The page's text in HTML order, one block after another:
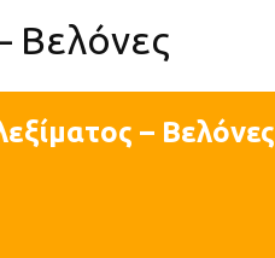
Βελόνες
– Βελόνες